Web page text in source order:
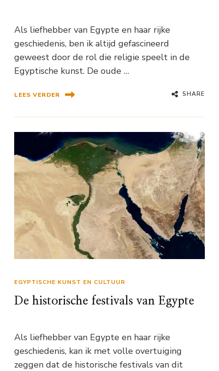
Als liefhebber van Egypte en haar rijke
geschiedenis, ben ik altijd gefascineerd
geweest door de rol die religie speelt in de
Egyptische kunst. De oude …
LEES VERDER SHARE
EGYPTISCHE KUNST EN CULTUUR
De historische festivals van Egypte
Als liefhebber van Egypte en haar rijke
geschiedenis, kan ik met volle overtuiging
zeggen dat de historische festivals van dit